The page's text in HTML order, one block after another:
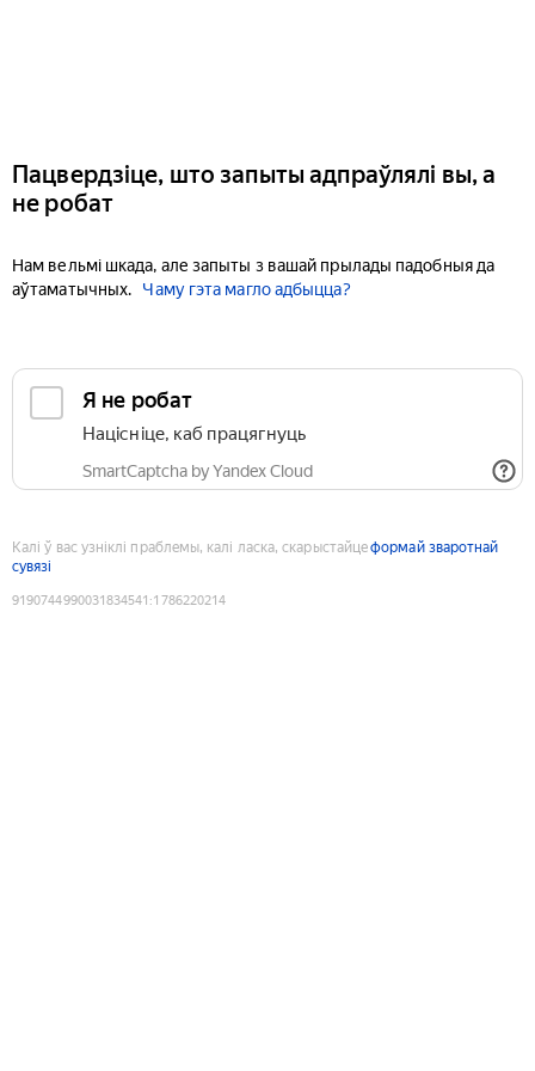
Пацвердзіце, што запыты адпраўлялі вы, а
не робат
Нам вельмі шкада, але запыты з вашай прылады падобныя да
аўтаматычных.
Чаму гэта магло адбыцца?
Я не робат
Націсніце, каб працягнуць
SmartCaptcha by Yandex Cloud
Калі ў вас узніклі праблемы, калі ласка, скарыстайцеформай зваротнай
сувязі
9190744990031834541 :1786220214